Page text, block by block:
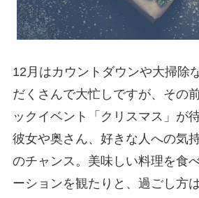
12月はカウントダウンや大掃除
だくさんで大忙しですが、その
ックイベント「クリスマス」が
彼女や奥さん、好きな人への気
のチャンス。美味しい料理を食
ーションを観たりと、過ごし方